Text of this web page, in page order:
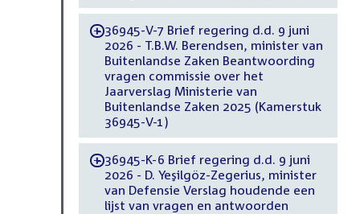
-36945-V-7 Brief regering d.d. 9 juni
2026 - T.B.W. Berendsen, minister van
Buitenlandse Zaken Beantwoording
vragen commissie over het
Jaarverslag Ministerie van
Buitenlandse Zaken 2025 (Kamerstuk
36945-V-1)
-36945-K-6 Brief regering d.d. 9 juni
2026 - D. Yeşilgöz-Zegerius, minister
van Defensie Verslag houdende een
lijst van vragen en antwoorden